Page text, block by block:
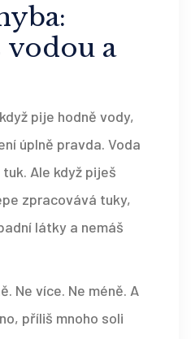
vodou a
pije hodně vody,
úplně pravda. Voda
Ale když piješ
zpracovává tuky,
látky a nemáš
Ne více. Ne méně. A
příliš mnoho soli